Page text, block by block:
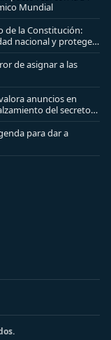
Mundial
de la Constitución:
nacional y proteger
de asignar a las
anuncios en
del secreto
para dar a